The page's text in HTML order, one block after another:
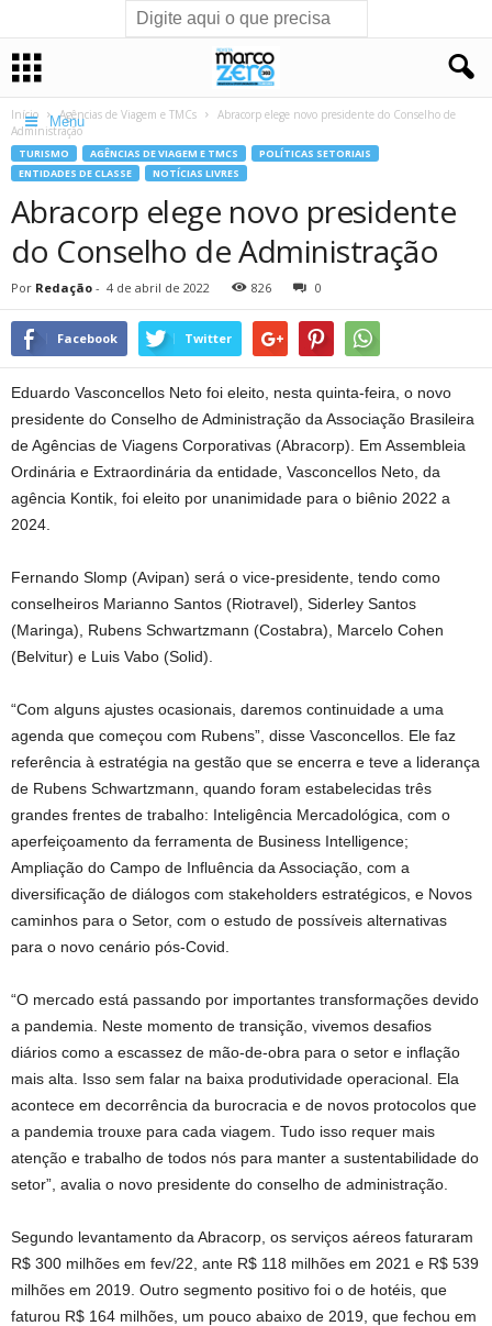
Menu
Início Agências de Viagem e TMCs
Abracorp elege novo presidente do Conselho de
Administração
TURISMO AGÊNCIAS DE VIAGEM E TMCS
POLÍTICAS SETORIAIS
ENTIDADES DE CLASSE
NOTÍCIAS LIVRES
Abracorp elege novo presidente
do Conselho de Administração
Por Redação - 4 de abril de 2022 826 0
Facebook Twitter
Eduardo Vasconcellos Neto foi eleito, nesta quinta-feira, o novo
presidente do Conselho de Administração da Associação Brasileira
de Agências de Viagens Corporativas (Abracorp). Em Assembleia
Ordinária e Extraordinária da entidade, Vasconcellos Neto, da
agência Kontik, foi eleito por unanimidade para o biênio 2022 a
2024.
Fernando Slomp (Avipan) será o vice-presidente, tendo como
conselheiros Marianno Santos (Riotravel), Siderley Santos
(Maringa), Rubens Schwartzmann (Costabra), Marcelo Cohen
(Belvitur) e Luis Vabo (Solid).
“Com alguns ajustes ocasionais, daremos continuidade a uma
agenda que começou com Rubens”, disse Vasconcellos. Ele faz
referência à estratégia na gestão que se encerra e teve a liderança
de Rubens Schwartzmann, quando foram estabelecidas três
grandes frentes de trabalho: Inteligência Mercadológica, com o
aperfeiçoamento da ferramenta de Business Intelligence;
Ampliação do Campo de Influência da Associação, com a
diversificação de diálogos com stakeholders estratégicos, e Novos
caminhos para o Setor, com o estudo de possíveis alternativas
para o novo cenário pós-Covid.
“O mercado está passando por importantes transformações devido
a pandemia. Neste momento de transição, vivemos desafios
diários como a escassez de mão-de-obra para o setor e inflação
mais alta. Isso sem falar na baixa produtividade operacional. Ela
acontece em decorrência da burocracia e de novos protocolos que
a pandemia trouxe para cada viagem. Tudo isso requer mais
atenção e trabalho de todos nós para manter a sustentabilidade do
setor”, avalia o novo presidente do conselho de administração.
Segundo levantamento da Abracorp, os serviços aéreos faturaram
R$ 300 milhões em fev/22, ante R$ 118 milhões em 2021 e R$ 539
milhões em 2019. Outro segmento positivo foi o de hotéis, que
faturou R$ 164 milhões, um pouco abaixo de 2019, que fechou em